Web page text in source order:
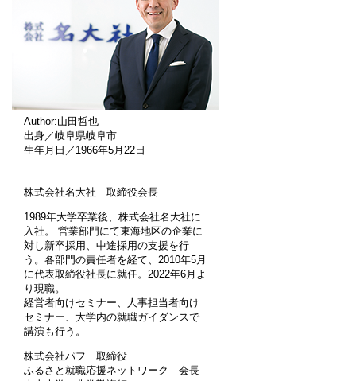
Author:山田哲也
出身／岐阜県岐阜市
生年月日／1966年5月22日
株式会社名大社 取締役会長
1989年大学卒業後、株式会社名大社に
入社。 営業部門にて東海地区の企業に
対し新卒採用、中途採用の支援を行
う。各部門の責任者を経て、2010年5月
に代表取締役社長に就任。2022年6月よ
り現職。
経営者向けセミナー、人事担当者向け
セミナー、大学内の就職ガイダンスで
講演も行う。
株式会社パフ 取締役
ふるさと就職応援ネットワーク 会長